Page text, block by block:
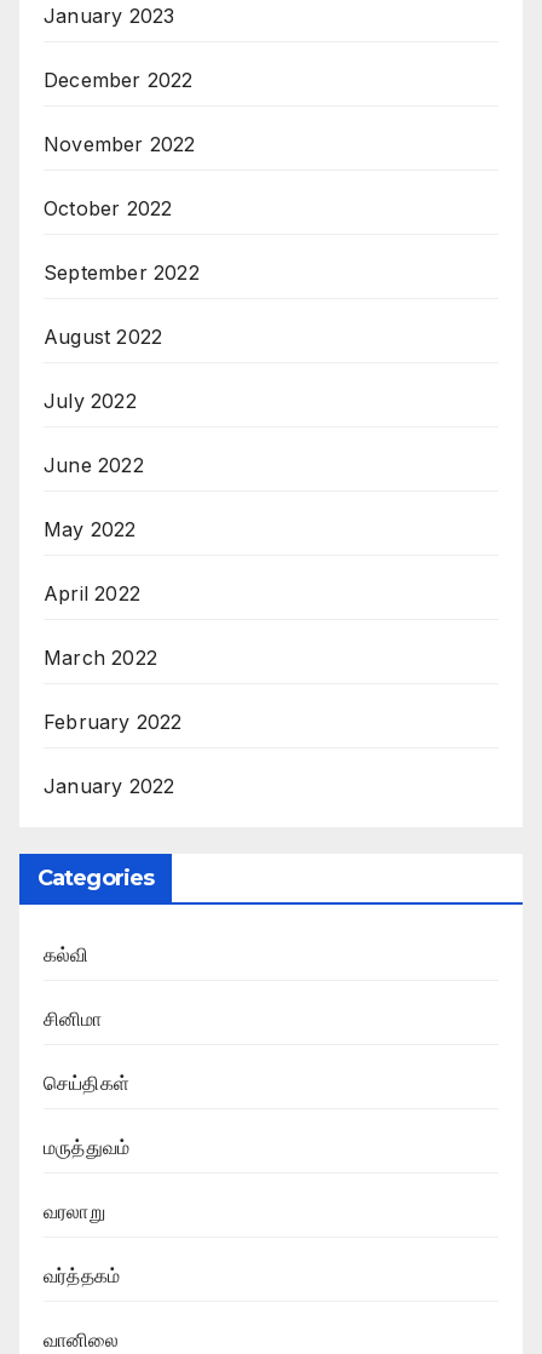
January 2023
December 2022
November 2022
October 2022
September 2022
August 2022
July 2022
June 2022
May 2022
April 2022
March 2022
February 2022
January 2022
Categories
கல்வி
சினிமா
செய்திகள்
மருத்துவம்
வரலாறு
வர்த்தகம்
வானிலை